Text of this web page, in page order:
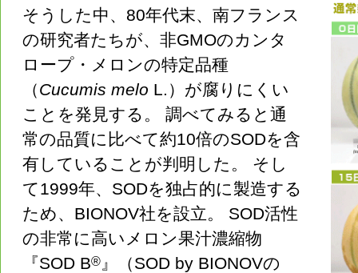
そうした中、80年代末、南フランス
の研究者たちが、非GMOのカンタ
ロープ・メロンの特定品種
（Cucumis melo L.）が腐りにくい
ことを発見する。 調べてみると通
常の品質に比べて約10倍のSODを含
有していることが判明した。 そし
て1999年、SODを独占的に製造する
ため、BIONOV社を設立。 SOD活性
の非常に高いメロン果汁濃縮物
『SOD B® 』（SOD by BIONOVの